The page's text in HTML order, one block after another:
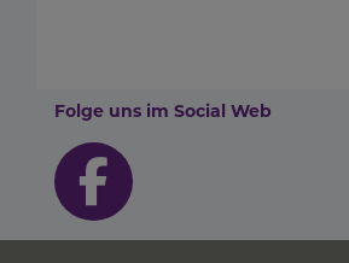
Folge uns im Social Web